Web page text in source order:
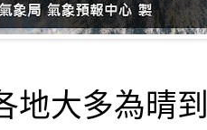
地大多為晴